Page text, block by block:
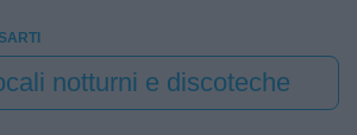
notturni e discoteche